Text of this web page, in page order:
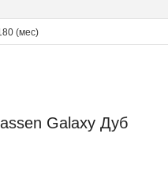
(мес)
Galaxy Дуб